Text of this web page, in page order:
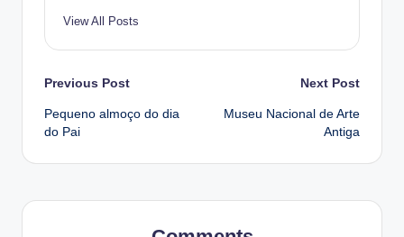
View All Posts
Post
navigation
Previous Post
Pequeno almoço do dia
do Pai
Next Post
Museu Nacional de Arte
Antiga